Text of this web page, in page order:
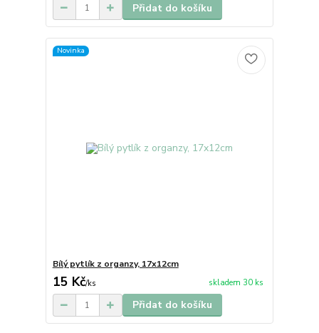
Přidat do košíku
Novinka
Bílý pytlík z organzy, 17x12cm
15 Kč/ks skladem 30 ks
Přidat do košíku